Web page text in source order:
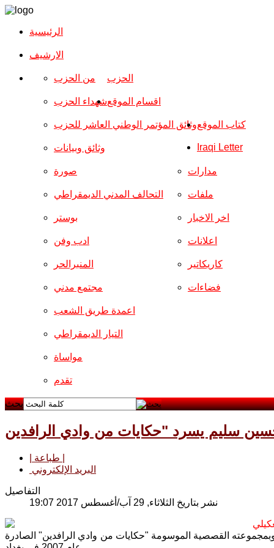
الرئيسية
الارشیف
الحزب من الحزب
شهداء الحزب
وثائق المؤتمر الوطني العاشر للحزب
وثائق وبيانات
اقسام الموقع
صورة
التحالف المدني الديمقراطي
بوستر
ادب وفن
المنبرالحر
مجتمع مدني
مدارات
ملفات
اخر الاخبار
اعلانات
كاريكاتير
فضاءات
اعمدة طريق الشعب
التيار الديمقراطي
مواساة
تقدم
كتاب الموقع
Iraqi Letter
بحث
البريد الإلكتروني
التفاصيل
نشر بتاريخ الثلاثاء, 29 آب/أغسطس 2017 19:07
القصصية الموسومة "حكايات من وادي الرافدين" الصادرة